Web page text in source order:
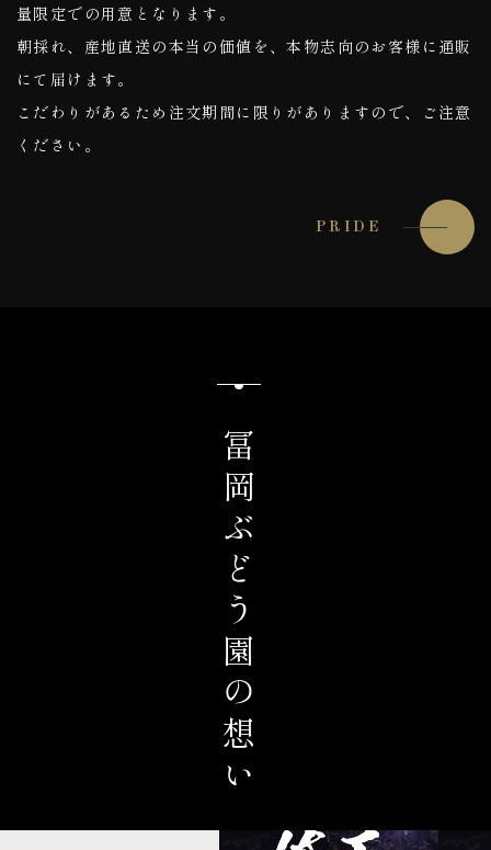
量限定での用意となります。
朝採れ、産地直送の本当の価値を、本物志向のお客様に通販
にて届けます。
こだわりがあるため注文期間に限りがありますので、ご注意
ください。
PRIDE
冨岡ぶどう園の想い